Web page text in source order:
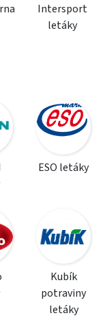
Intersport
letáky
ESO letáky
Kubík
potraviny
letáky